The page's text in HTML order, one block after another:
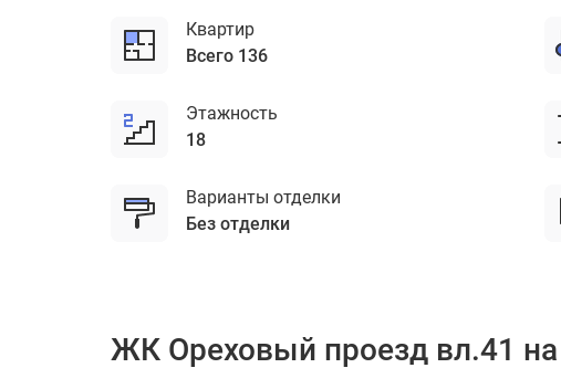
Квартир
Всего 136
Этажность
18
Варианты отделки
без отделки
ЖК Ореховый проезд вл.41 на